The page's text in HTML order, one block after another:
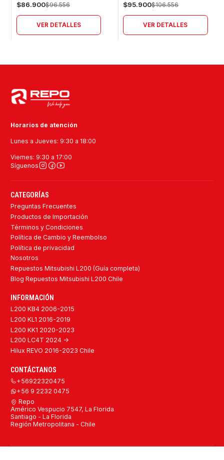
$86.900$96.556
VER DETALLES
$95.900$106.556
VER DETALLES
Horarios de atención
Lunes a Jueves: 9:30 a 18:00
Viernes: 9:30 a 17:00
Síguenos
CATEGORÍAS
Preguntas Frecuentes
Productos de Importación
Términos y Condiciones
Política de Cambio y Reembolso
Política de privacidad
Nosotros
Repuestos Mitsubishi L200 (Guía completa)
Blog Repuestos Mitsubishi L200 Chile
INFORMACIÓN
L200 KB4 2006-2015
L200 KL1 2016-2019
L200 KK1 2020-2023
L200 LC4T 2024 ->
Hilux REVO 2016-2023 Chile
CONTÁCTANOS
+56922320475
+56 9 2232 0475
Repo
Américo Vespucio 7547, La Florida
Santiago - La Florida
Región Metropolitana - Chile